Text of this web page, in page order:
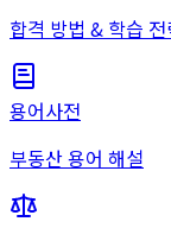
합격 방법 & 학습
용어사전
부동산 용어 해설